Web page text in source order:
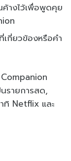
ค้างไว้เพื่อพูดคุย
กี่ยวข้องหรือคำ
รายการสด,
ทิ Netflix และ